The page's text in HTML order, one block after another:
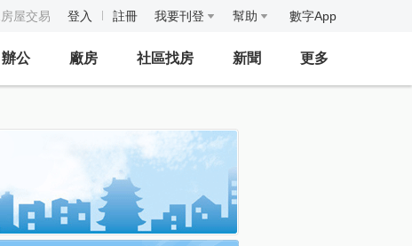
屋交易 登入 註冊 我要刊登 幫助 數字App
辦公 廠房 社區找房 新聞 更多